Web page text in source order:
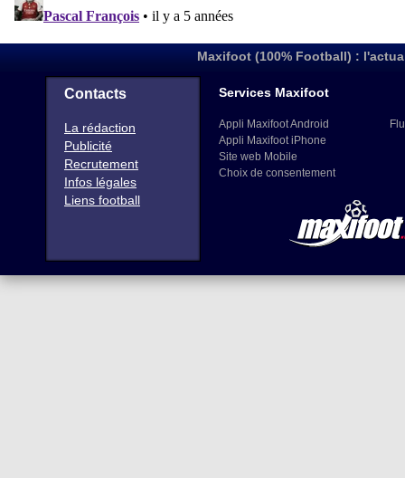
Maxifoot (100% Football) :
Contacts
La rédaction
Publicité
Recrutement
Infos légales
Liens football
Services Maxifoot
Appli Maxifoot Android
Appli Maxifoot iPhone
Site web Mobile
Choix de consentement